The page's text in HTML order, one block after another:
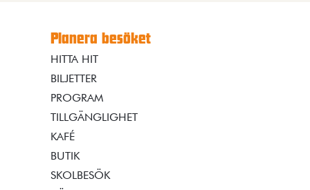
Planera besöket
HITTA HIT
BILJETTER
PROGRAM
TILLGÄNGLIGHET
KAFÉ
BUTIK
SKOLBESÖK